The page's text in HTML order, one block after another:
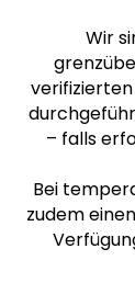
Wir
– falls